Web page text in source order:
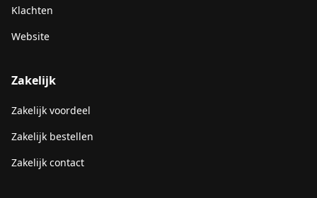
Klachten
Website
Zakelijk
Zakelijk voordeel
Zakelijk bestellen
Zakelijk contact